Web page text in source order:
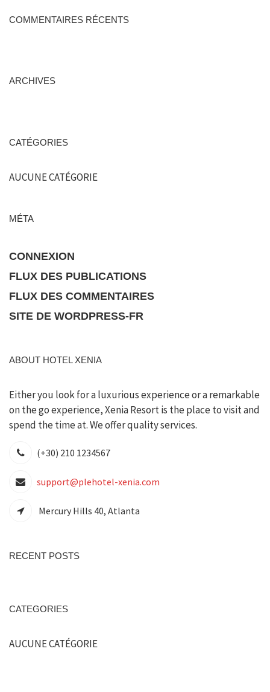
COMMENTAIRES RÉCENTS
ARCHIVES
CATÉGORIES
AUCUNE CATÉGORIE
MÉTA
CONNEXION
FLUX DES PUBLICATIONS
FLUX DES COMMENTAIRES
SITE DE WORDPRESS-FR
ABOUT HOTEL XENIA
Either you look for a luxurious experience or a remarkable
on the go experience, Xenia Resort is the place to visit and
spend the time at. We offer quality services.
(+30) 210 1234567
support@plehotel-xenia.com
Mercury Hills 40, Atlanta
RECENT POSTS
CATEGORIES
AUCUNE CATÉGORIE